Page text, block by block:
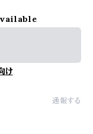
け
通報する